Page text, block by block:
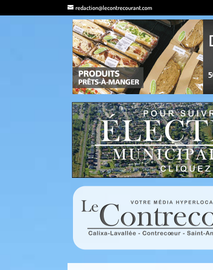
redaction@lecontrecourant.com